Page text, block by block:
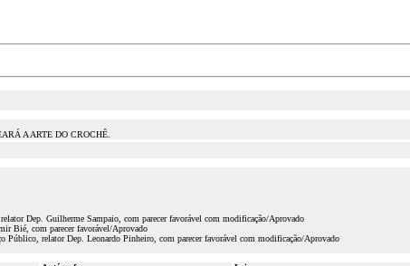
A ARTE DO CROCHÊ.
Dep. Guilherme Sampaio, com parecer favorável com modificação/Aprovado
Bié, com parecer favorável/Aprovado
relator Dep. Leonardo Pinheiro, com parecer favorável com modificação/Aprovado